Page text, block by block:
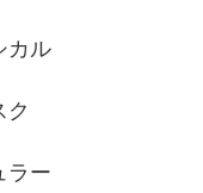
カル
ク
ラー